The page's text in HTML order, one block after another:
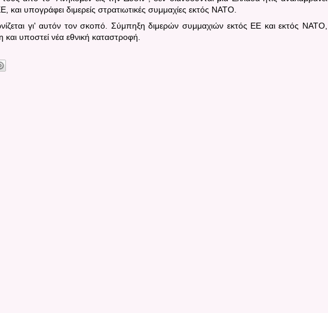
και υπογράφει διμερείς στρατιωτικές συμμαχίες εκτός ΝΑΤΟ.
γι' αυτόν τον σκοπό. Σύμπηξη διμερών συμμαχιών εκτός ΕΕ και εκτός ΝΑΤΟ,
υποστεί νέα εθνική καταστροφή.